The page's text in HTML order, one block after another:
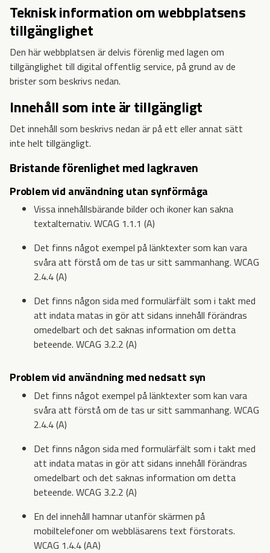
Teknisk information om webbplatsens
tillgänglighet
Den här webbplatsen är delvis förenlig med lagen om
tillgänglighet till digital offentlig service, på grund av de
brister som beskrivs nedan.
Innehåll som inte är tillgängligt
Det innehåll som beskrivs nedan är på ett eller annat sätt
inte helt tillgängligt.
Bristande förenlighet med lagkraven
Problem vid användning utan synförmåga
Vissa innehållsbärande bilder och ikoner kan sakna
textalternativ. WCAG 1.1.1 (A)
Det finns något exempel på länktexter som kan vara
svåra att förstå om de tas ur sitt sammanhang. WCAG
2.4.4 (A)
Det finns någon sida med formulärfält som i takt med
att indata matas in gör att sidans innehåll förändras
omedelbart och det saknas information om detta
beteende. WCAG 3.2.2 (A)
Problem vid användning med nedsatt syn
Det finns något exempel på länktexter som kan vara
svåra att förstå om de tas ur sitt sammanhang. WCAG
2.4.4 (A)
Det finns någon sida med formulärfält som i takt med
att indata matas in gör att sidans innehåll förändras
omedelbart och det saknas information om detta
beteende. WCAG 3.2.2 (A)
En del innehåll hamnar utanför skärmen på
mobiltelefoner om webbläsarens text förstorats.
WCAG 1.4.4 (AA)